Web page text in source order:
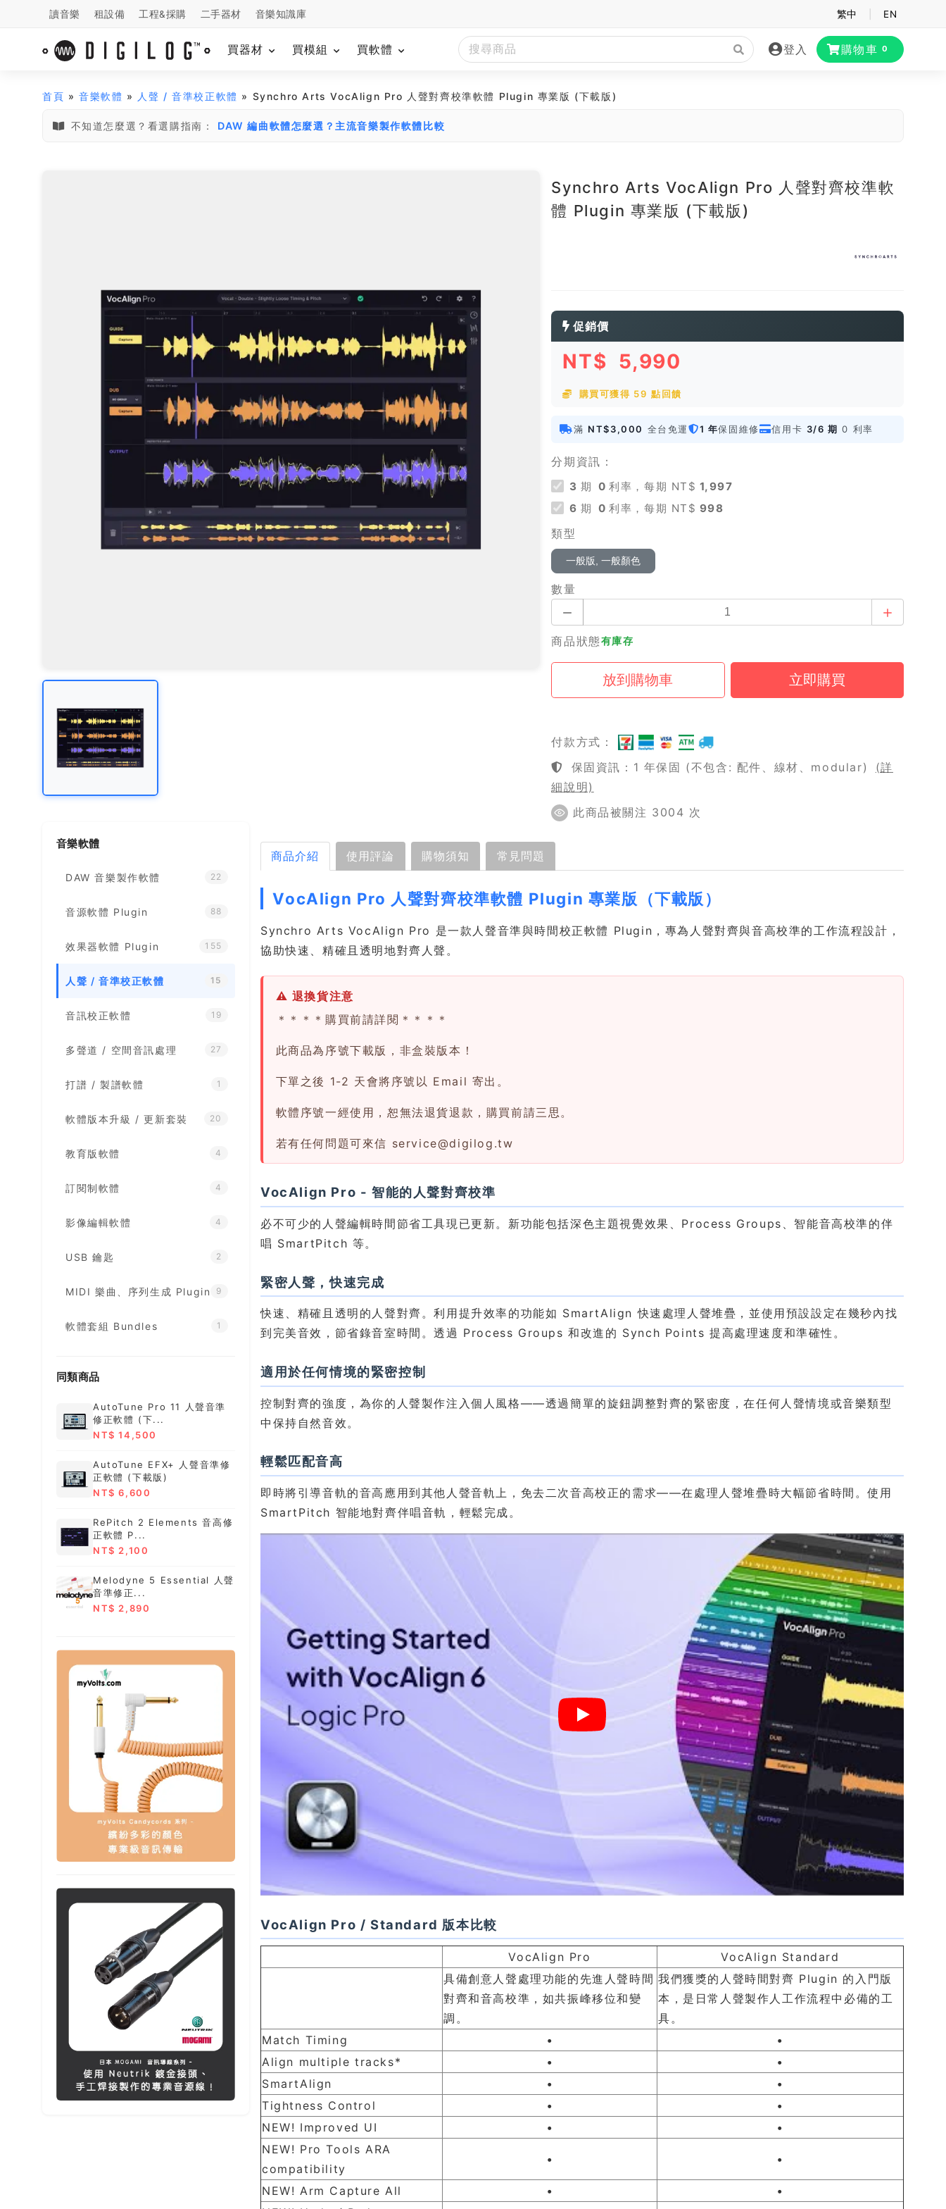
讀音樂 租設備 工程&採購 二手器材 音樂知識庫 繁中 EN
買器材 買模組 買軟體 登入 購物車 0
首頁 »音樂軟體 » 人聲 / 音準校正軟體 » Synchro Arts VocAlign Pro 人聲對齊校準軟體 Plugin 專業版 (下載版)
不知道怎麼選？看選購指南： DAW 編曲軟體怎麼選？主流音樂製作軟體比較
Synchro Arts VocAlign Pro 人聲對齊校準軟
體 Plugin 專業版 (下載版)
促銷價
NT$ 5,990
購買可獲得 59 點回饋
滿 NT$3,000 全台免運 1 年保固維修 信用卡 3/6 期 0 利率
分期資訊：
3 期 0 利率，每期 NT$ 1,997
6 期 0 利率，每期 NT$ 998
類型
一般版, 一般顏色
數量
商品狀態有庫存
付款方式：
保固資訊：1 年保固 (不包含: 配件、線材、modular)
(詳
細說明)
此商品被關注 3004 次
音樂軟體
DAW 音樂製作軟體 22
音源軟體 Plugin 88
效果器軟體 Plugin 155
人聲 / 音準校正軟體 15
音訊校正軟體 19
多聲道 / 空間音訊處理 27
打譜 / 製譜軟體 1
軟體版本升級 / 更新套裝 20
教育版軟體 4
訂閱制軟體 4
影像編輯軟體 4
USB 鑰匙 2
MIDI 樂曲、序列生成 Plugin 9
軟體套組 Bundles 1
同類商品
AutoTune Pro 11 人聲音準
修正軟體 (下...
NT$ 14,500
AutoTune EFX+ 人聲音準修
正軟體 (下載版)
NT$ 6,600
RePitch 2 Elements 音高修
正軟體 P...
NT$ 2,100
Melodyne 5 Essential 人聲
音準修正...
NT$ 2,890
商品介紹 使用評論 購物須知 常見問題
VocAlign Pro 人聲對齊校準軟體 Plugin 專業版（下載版）
Synchro Arts VocAlign Pro 是一款人聲音準與時間校正軟體 Plugin，專為人聲對齊與音高校準的工作流程設計，
協助快速、精確且透明地對齊人聲。
⚠ 退換貨注意
＊＊＊＊購買前請詳閱＊＊＊＊
此商品為序號下載版，非盒裝版本！
下單之後 1-2 天會將序號以 Email 寄出。
軟體序號一經使用，恕無法退貨退款，購買前請三思。
若有任何問題可來信 service@digilog.tw
VocAlign Pro - 智能的人聲對齊校準
必不可少的人聲編輯時間節省工具現已更新。新功能包括深色主題視覺效果、Process Groups、智能音高校準的伴
唱 SmartPitch 等。
緊密人聲，快速完成
快速、精確且透明的人聲對齊。利用提升效率的功能如 SmartAlign 快速處理人聲堆疊，並使用預設設定在幾秒內找
到完美音效，節省錄音室時間。透過 Process Groups 和改進的 Synch Points 提高處理速度和準確性。
適用於任何情境的緊密控制
控制對齊的強度，為你的人聲製作注入個人風格——透過簡單的旋鈕調整對齊的緊密度，在任何人聲情境或音樂類型
中保持自然音效。
輕鬆匹配音高
即時將引導音軌的音高應用到其他人聲音軌上，免去二次音高校正的需求——在處理人聲堆疊時大幅節省時間。使用
SmartPitch 智能地對齊伴唱音軌，輕鬆完成。
VocAlign Pro / Standard 版本比較
VocAlign Pro
VocAlign Standard
具備創意人聲處理功能的先進人聲時間
對齊和音高校準，如共振峰移位和變
調。
我們獲獎的人聲時間對齊 Plugin 的入門版
本，是日常人聲製作人工作流程中必備的工
具。
Match Timing
•
•
Align multiple tracks*
•
•
SmartAlign
•
•
Tightness Control
•
•
NEW! Improved UI
•
•
NEW! Pro Tools ARA
compatibility
• •
NEW! Arm Capture All •
•